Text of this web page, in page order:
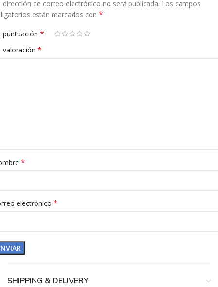
dirección de correo electrónico no será publicada. Los campos
están marcados con *
puntuación *
valoración *
*
electrónico *
SHIPPING & DELIVERY